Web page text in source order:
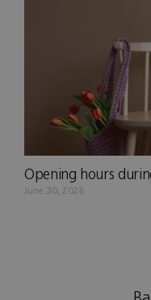
Opening hours
June 30, 2026